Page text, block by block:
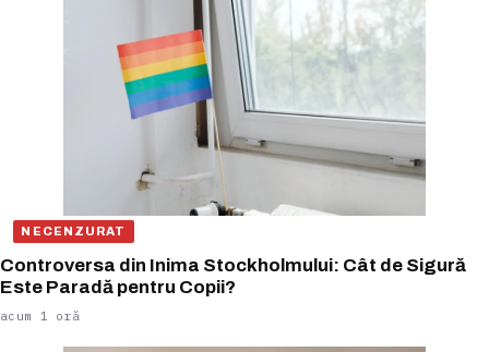
NECENZURAT
Controversa din Inima Stockholmului: Cât de Sigură
Este Paradă pentru Copii?
acum 1 oră